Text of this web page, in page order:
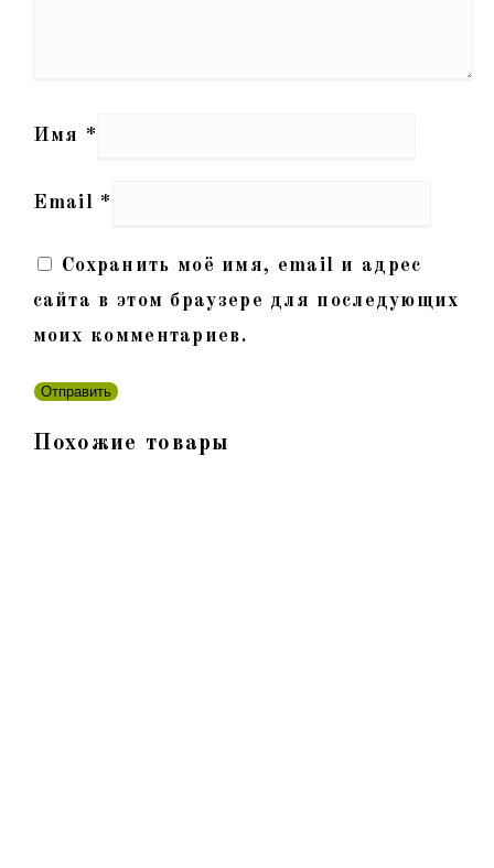
Имя *
Email *
Сохранить моё имя, email и адрес
сайта в этом браузере для последующих
моих комментариев.
Похожие товары